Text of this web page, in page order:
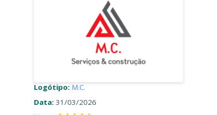
Logótipo: M.C.
Data: 31/03/2026